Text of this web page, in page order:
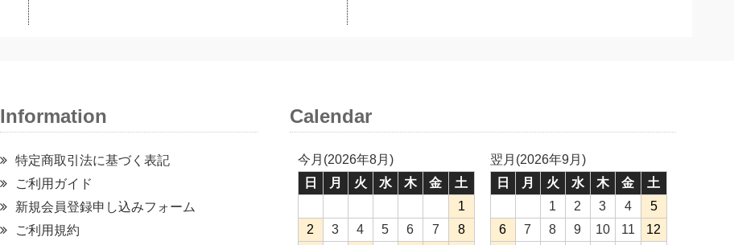
Information
特定商取引法に基づく表記
ご利用ガイド
新規会員登録申し込みフォーム
ご利用規約
Calendar
今月(2026年8月)
日
月 火 水 木 金
土
1
2
3 4 5 6 7 8
翌月(2026年9月)
日
月 火 水 木 金
土
1
2 3 4
5
6
7 8 9 10 11 12